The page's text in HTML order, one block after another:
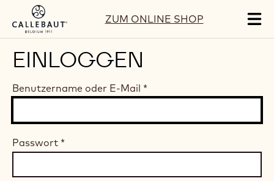
Skip to main contentZUM ONLINE SHOP
EINLOGGEN
Benutzername oder E-Mail *
Passwort *